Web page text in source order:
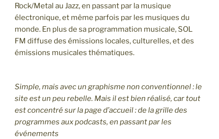
Rock/Metal au Jazz, en passant par la musique
électronique, et même parfois par les musiques du
monde. En plus de sa programmation musicale, SOL
FM diffuse des émissions locales, culturelles, et des
émissions musicales thématiques.
Simple, mais avec un graphisme non conventionnel : le
site est un peu rebelle. Mais il est bien réalisé, car tout
est concentré sur la page d’accueil : de la grille des
programmes aux podcasts, en passant par les
événements